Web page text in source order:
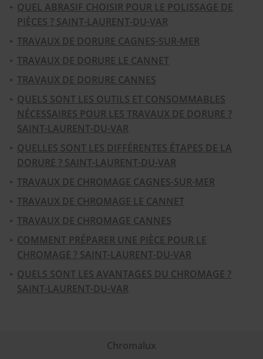
QUEL ABRASIF CHOISIR POUR LE POLISSAGE DE
PIÈCES ? SAINT-LAURENT-DU-VAR
TRAVAUX DE DORURE CAGNES-SUR-MER
TRAVAUX DE DORURE LE CANNET
TRAVAUX DE DORURE CANNES
QUELS SONT LES OUTILS ET CONSOMMABLES
NÉCESSAIRES POUR LES TRAVAUX DE DORURE ?
SAINT-LAURENT-DU-VAR
QUELLES SONT LES DIFFÉRENTES ÉTAPES DE LA
DORURE ? SAINT-LAURENT-DU-VAR
TRAVAUX DE CHROMAGE CAGNES-SUR-MER
TRAVAUX DE CHROMAGE LE CANNET
TRAVAUX DE CHROMAGE CANNES
COMMENT PRÉPARER UNE PIÈCE POUR LE
CHROMAGE ? SAINT-LAURENT-DU-VAR
QUELS SONT LES AVANTAGES DU CHROMAGE ?
SAINT-LAURENT-DU-VAR
Chromalux